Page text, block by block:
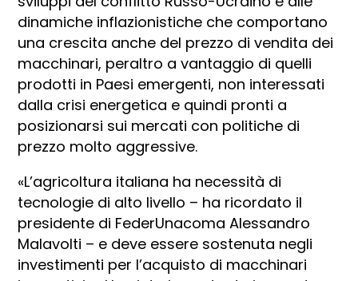
dinamiche inflazionistiche che comportano
una crescita anche del prezzo di vendita dei
macchinari, peraltro a vantaggio di quelli
prodotti in Paesi emergenti, non interessati
dalla crisi energetica e quindi pronti a
posizionarsi sui mercati con politiche di
prezzo molto aggressive.
«L’agricoltura italiana ha necessità di
tecnologie di alto livello – ha ricordato il
presidente di FederUnacoma Alessandro
Malavolti – e deve essere sostenuta negli
investimenti per l’acquisto di macchinari